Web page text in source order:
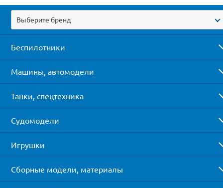
Выберите бренд
Беспилотники
Машины, автомодели
Танки, спецтехника
Судомодели
Игрушки
Сборные модели, материалы